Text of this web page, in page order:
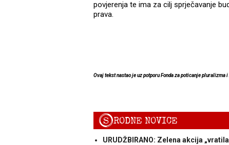
povjerenja te ima za cilj sprječavanje
prava.
Ovaj tekst nastao je uz potporu Fonda za poticanje
SRODNE NOVICE
URUDŽBIRANO: Zelena akcija